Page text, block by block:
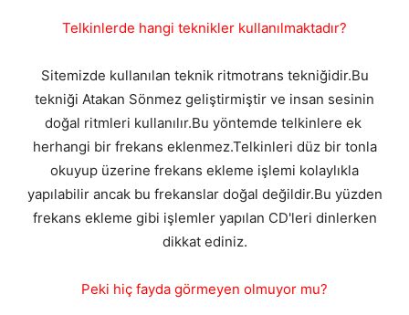
Telkinlerde hangi teknikler kullanılmaktadır?
Sitemizde kullanılan teknik ritmotrans tekniğidir.Bu
tekniği Atakan Sönmez geliştirmiştir ve insan sesinin
doğal ritmleri kullanılır.Bu yöntemde telkinlere ek
herhangi bir frekans eklenmez.Telkinleri düz bir tonla
okuyup üzerine frekans ekleme işlemi kolaylıkla
yapılabilir ancak bu frekanslar doğal değildir.Bu yüzden
frekans ekleme gibi işlemler yapılan CD'leri dinlerken
dikkat ediniz.
Peki hiç fayda görmeyen olmuyor mu?